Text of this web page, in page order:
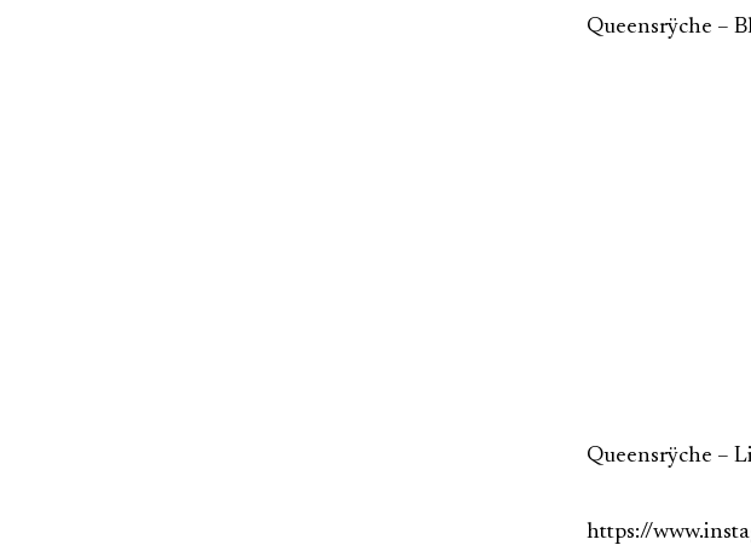
Queensrÿche –
Queensrÿche –
https://